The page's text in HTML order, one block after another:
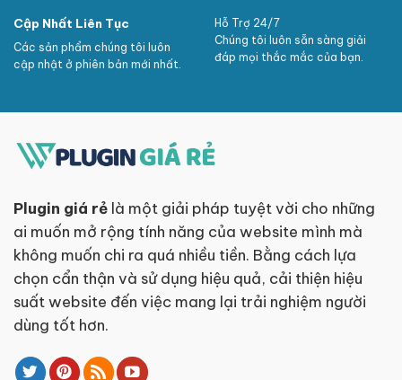
Cập Nhất Liên Tục
Các sản phẩm chúng tôi luôn
cập nhật ở phiên bản mới nhất.
Hỗ Trợ 24/7
Chúng tôi luôn sẵn sàng giải
đáp mọi thắc mắc của bạn.
Plugin giá rẻ là một giải pháp tuyệt vời cho những
ai muốn mở rộng tính năng của website mình mà
không muốn chi ra quá nhiều tiền. Bằng cách lựa
chọn cẩn thận và sử dụng hiệu quả, cải thiện hiệu
suất website đến việc mang lại trải nghiệm người
dùng tốt hơn.